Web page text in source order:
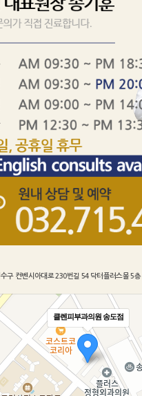
구 컨벤시아대로 230번길 54 닥터플러스몰 5층
클렌피부과의원 송도점